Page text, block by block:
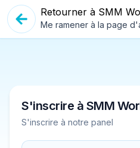
Retourner à SMM
Me ramener à la page
S'inscrire à SMM
S'inscrire à notre panel